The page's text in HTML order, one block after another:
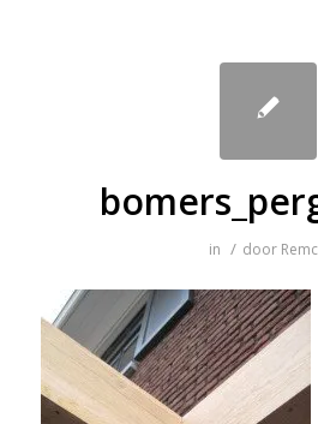
in / door